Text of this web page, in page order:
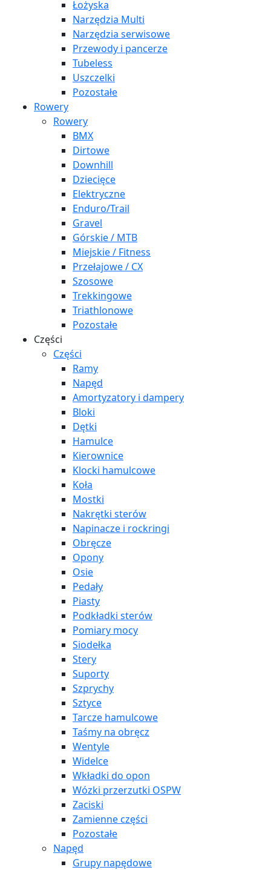
Łożyska
Narzędzia Multi
Narzędzia serwisowe
Przewody i pancerze
Tubeless
Uszczelki
Pozostałe
Rowery
Rowery
BMX
Dirtowe
Downhill
Dziecięce
Elektryczne
Enduro/Trail
Gravel
Górskie / MTB
Miejskie / Fitness
Przełajowe / CX
Szosowe
Trekkingowe
Triathlonowe
Pozostałe
Części
Części
Ramy
Napęd
Amortyzatory i dampery
Bloki
Dętki
Hamulce
Kierownice
Klocki hamulcowe
Koła
Mostki
Nakrętki sterów
Napinacze i rockringi
Obręcze
Opony
Osie
Pedały
Piasty
Podkładki sterów
Pomiary mocy
Siodełka
Stery
Suporty
Szprychy
Sztyce
Tarcze hamulcowe
Taśmy na obręcz
Wentyle
Widelce
Wkładki do opon
Wózki przerzutki OSPW
Zaciski
Zamienne części
Pozostałe
Napęd
Grupy napędowe